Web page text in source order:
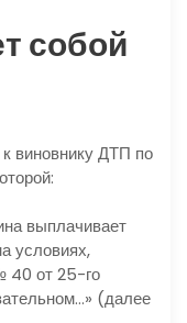
собой
виновнику ДТП по
выплачивает
условиях,
40 от 25-го
(далее